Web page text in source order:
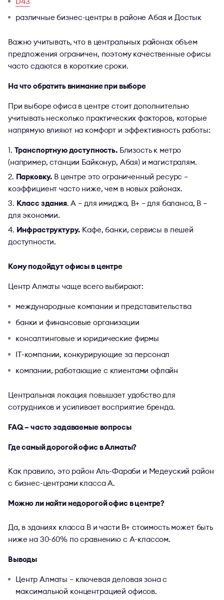
различные бизнес-центры в районе Абая и Достык
Важно учитывать, что в центральных районах объем
предложения ограничен, поэтому качественные офисы
часто сдаются в короткие сроки.
На что обратить внимание при выборе
При выборе офиса в центре стоит дополнительно
учитывать несколько практических факторов, которые
напрямую влияют на комфорт и эффективность работы:
Транспортную доступность.Близость к метро
(например, станции Байконур, Абая) и магистралям.
Парковку. В центре это ограниченный ресурс –
коэффициент часто ниже, чем в новых районах.
Класс здания. A – для имиджа, B+ – для баланса, B –
для экономии.
Инфраструктуру. Кафе, банки, сервисы в пешей
доступности.
Кому подойдут офисы в центре
Центр Алматы чаще всего выбирают:
международные компании и представительства
банки и финансовые организации
консалтинговые и юридические фирмы
IT-компании, конкурирующие за персонал
компании, работающие с клиентами офлайн
Центральная локация повышает удобство для
сотрудников и усиливает восприятие бренда.
FAQ – часто задаваемые вопросы
Где самый дорогой офис в Алматы?
Как правило, это район Аль-Фараби и Медеуский район
с бизнес-центрами класса A.
Можно ли найти недорогой офис в центре?
Да, в зданиях класса B и части B+ стоимость может быть
ниже на 30-60% по сравнению с A-классом.
Выводы
Центр Алматы – ключевая деловая зона с
максимальной концентрацией офисов.